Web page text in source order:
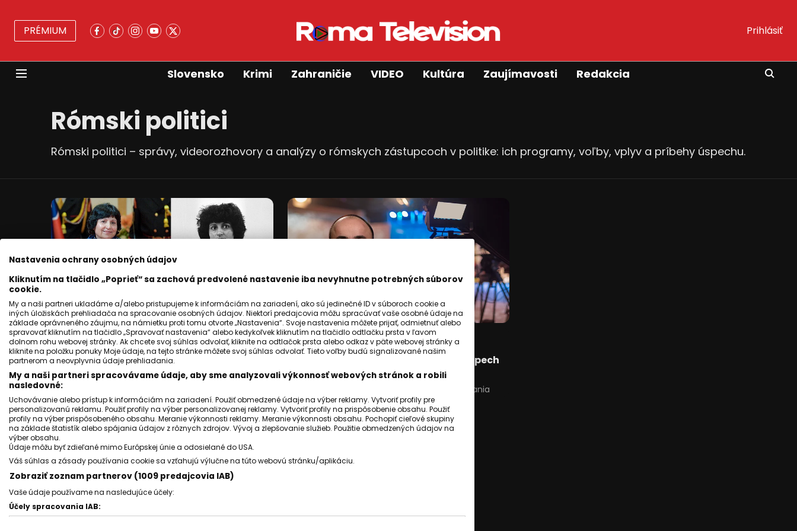
PRÉMIUM Prihlásiť
Slovensko Krimi Zahraničie VIDEO Kultúra Zaujímavosti Redakcia
Rómski politici
Rómski politici – správy, videorozhovory a analýzy o rómskych zástupcoch v politike: ich programy, voľby, vplyv a príbehy úspechu.
SLOVENSKO
Anna Koptová oslavuje 73 rokov. Žena,
ktorá dala Rómom hlas.
Jozef Šivák
KOMENTÁRE
KOMENTÁR politológa Štefančíka. Úspech
Rómov závisí od silných strán.
min. čítania
Nastavenia ochrany osobných údajov
Kliknutím na tlačidlo „Poprieť“ sa zachová predvolené nastavenie iba nevyhnutne potrebných súborov
cookie.
My a naši partneri ukladáme a/alebo pristupujeme k informáciám na zariadení, ako sú jedinečné ID v súboroch cookie a
iných úložiskách prehliadača na spracovanie osobných údajov. Niektorí predajcovia môžu spracúvať vaše osobné údaje na
základe oprávneného záujmu, na námietku proti tomu otvorte „Nastavenia“. Svoje nastavenia môžete prijať, odmietnuť alebo
spravovať kliknutím na tlačidlo „Spravovať nastavenia“ alebo kedykoľvek kliknutím na tlačidlo odtlačku prsta v ľavom
dolnom rohu webovej stránky. Ak chcete svoj súhlas odvolať, kliknite na odtlačok prsta alebo odkaz v päte webovej stránky a
kliknite na položku ponuky Moje údaje, na tejto stránke môžete svoj súhlas odvolať. Tieto voľby budú signalizované našim
partnerom a neovplyvnia údaje prehliadania.
My a naši partneri spracovávame údaje, aby sme analyzovali výkonnosť webových stránok a robili
nasledovné:
Uchovávanie alebo prístup k informáciám na zariadení. Použiť obmedzené údaje na výber reklamy. Vytvoriť profily pre
personalizovanú reklamu. Použiť profily na výber personalizovanej reklamy. Vytvoriť profily na prispôsobenie obsahu. Použiť
profily na výber prispôsobeného obsahu. Meranie výkonnosti reklamy. Meranie výkonnosti obsahu. Pochopiť cieľové skupiny
na základe štatistík alebo spájania údajov z rôznych zdrojov. Vývoj a zlepšovanie služieb. Použitie obmedzených údajov na
výber obsahu.
Údaje môžu byť zdieľané mimo Európskej únie a odosielané do USA.
Váš súhlas a zásady používania cookie sa vzťahujú výlučne na túto webovú stránku/aplikáciu.
Zobraziť zoznam partnerov (1009 predajcovia IAB)
Vaše údaje používame na nasledujúce účely:
Účely spracovania IAB: